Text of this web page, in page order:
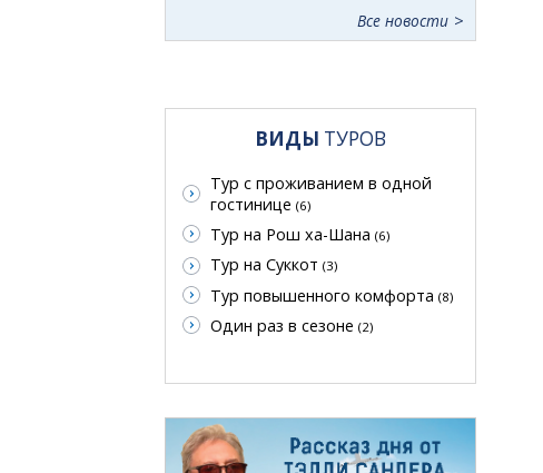
Все новости
ВИДЫ ТУРОВ
Тур с проживанием в одной
гостинице (6)
Тур на Рош ха-Шана (6)
Тур на Суккот (3)
Тур повышенного комфорта (8)
Один раз в сезоне (2)